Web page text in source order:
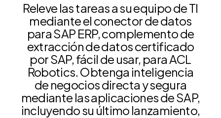
Releve las tareas a su equipo de TI
mediante el conector de datos
para SAP ERP, complemento de
extracción de datos certificado
por SAP, fácil de usar, para ACL
Robotics. Obtenga inteligencia
de negocios directa y segura
mediante las aplicaciones de SAP,
incluyendo su último lanzamiento,